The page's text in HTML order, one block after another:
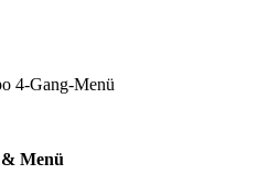
4-Gang-Menü
Menü